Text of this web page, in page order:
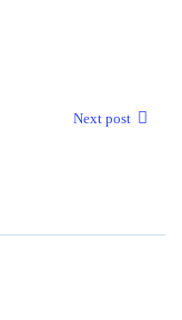
Next post